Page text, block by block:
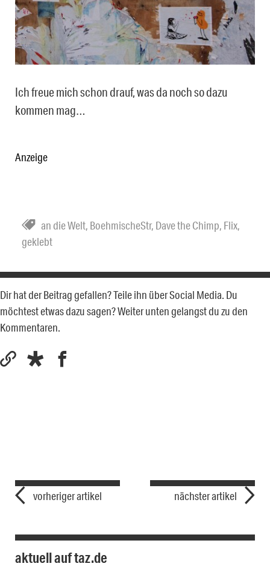
Ich freue mich schon drauf, was da noch so dazu
kommen mag…
Anzeige
an die Welt, BoehmischeStr, Dave the Chimp, Flix,
geklebt
Dir hat der Beitrag gefallen? Teile ihn über Social Media. Du
möchtest etwas dazu sagen? Weiter unten gelangst du zu den
Kommentaren.
vorheriger artikel nächster artikel
aktuell auf taz.de